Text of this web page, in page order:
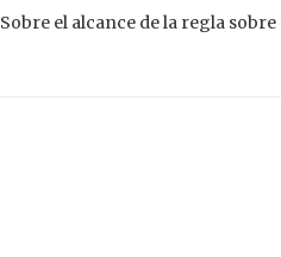
Sobre el alcance de la regla